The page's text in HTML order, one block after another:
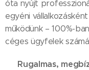
óta nyújt
egyéni
működünk – 100%-
céges ügyfelek
🤝 Rugalmas,